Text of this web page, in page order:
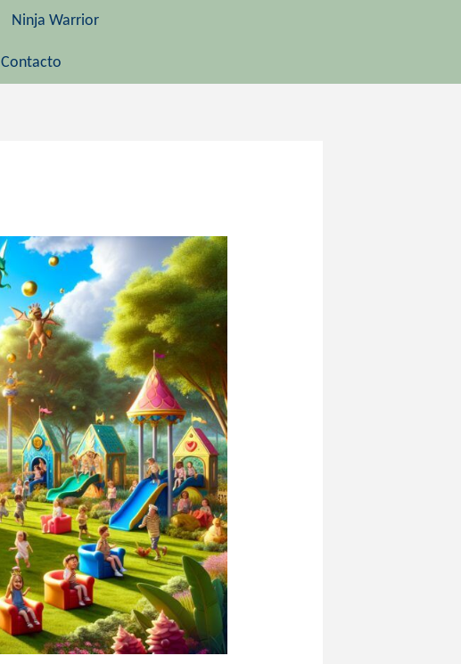
Ninja Warrior
Contacto